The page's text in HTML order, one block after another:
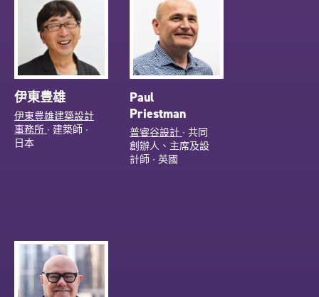
伊東豊雄
伊東豊雄建築設計
事務所 ∙ 建築師 ∙
日本
Paul
Priestman
普睿谷設計 ∙ 共同
創辦人、主席及設
計師 ∙ 英國